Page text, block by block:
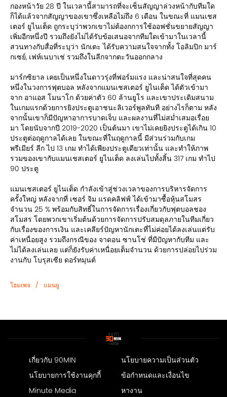
กองหน้าวัย 28 ปี ในเวลานี้สามารถที่จะเซ็นสัญญาล่วงหน้ากับทีมใด
ก็ได้แล้วจากสัญญาของเขาซึ่งเหลือไม่ถึง 6 เดือน ในขณะที่ แมนเชส
เตอร์ ยูไนเต็ด ถูกระบุว่าพวกเขาไม่ต้องกการใช้ออฟชั่นขยายสัญญา
เพิ่มอีกหนึ่งปี รวมถึงยังไม่ได้รับข้อเสนอจากทีมใดเข้ามาในเวลานี้
สวนทางกับสื่อที่ระบุว่า นักเตะ ได้รับความสนใจจากทั้ง โอลิมปิก มาร์
กเซย์, เฟห์เนบาเช่ รวมถึงในลีกจากตะวันออกกลาง
มาร์กซิยาล เคยเป็นหนึ่งในดาวรุ่งที่ฟอร์มแรง และน่าสนใจที่สุดคน
หนึ่งในวงการฟุตบอล หลังจากแมนเชสเตอร์ ยูไนเต็ด ได้ตัวเข้ามา
จาก อาแอส โมนาโก ด้วยค่าตัว 60 ล้านยูโร และเขาประเดิมสนาม
ในเกมแรกด้วยการยิงประตูเอาชนะลิเวอร์พูลทันที อย่างไรก็ตาม หลัง
จากนั้นเขาก็มีปัญหาอาการบาดเจ็บ และผลงานที่ไม่สม่ำเสมอเรื่อย
มา โดยนับจากปี 2019-2020 เป็นต้นมา เขาไม่เคยยิงประตูได้เกิน 10
ประตูต่อฤดูกาลได้เลย ในขณะที่ในฤดูกาลนี้ มีส่วนร่วมกับเกม
พรีเมียร์ ลีก ไป 13 เกม ทำได้เพียงประตูเดียวเท่านั้น และทำให้ภาพ
รวมของเขากับแมนเชสเตอร์ ยูไนเต็ด ลงเล่นไปทั้งสิ้น 317 เกม ทำไป
90 ประตู
แมนเชสเตอร์ ยูไนเต็ด กำลังเข้าสู่ช่วงเวลาของการบริหารจัดการ
ครั้งใหญ่ หลังจากที่ เซอร์ จิม แรดคลิฟฟ์ ได้เข้ามาซื้อหุ้นสโมสร
จำนวน 25 % พร้อมกับสิทธิ์ในการจัดการเรื่องเกี่ยวกับฟุตบอลชอง
สโมสร โดยพวกเขาเริ่มต้นด้วยการจัดการปรับสมดุลภายในทีมเกี่ยว
กับเรื่องของการเงิน และเคลียร์ปัญหานักเตะที่ไม่ค่อยได้ลงเล่นแต่รับ
ค่าเหนื่อยสูง รวมถึงกรณีของ จาดอน ซานโช่ ที่มีปัญหากับทีม และ
ไม่ได้ลงเล่นเลย แต่ก็ยังรับค่าเหนื่อยเต็มจำนวน ด้วยการปล่อยไปร่วม
งานกับ โบรุสเซีย ดอร์ทมุนต์
โฮมเพจ / แมนยู
เกี่ยวกับ 90MIN
นโยบายความเป็นส่วนตัว
นโยบายการใช้งานคุกกี้
ข้อกำหนดและเงื่อนไข
Minute Media
หางาน